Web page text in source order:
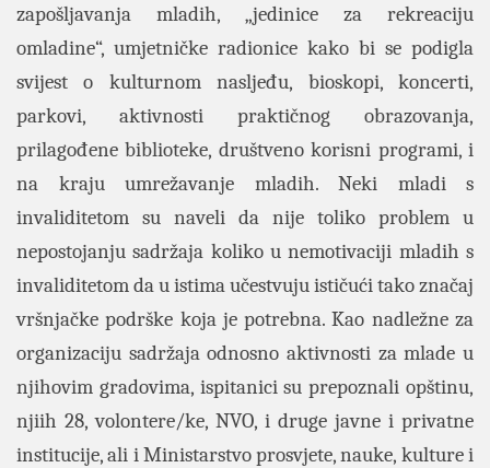
zapošljavanja mladih, „jedinice za rekreaciju
omladine“, umjetničke radionice kako bi se podigla
svijest o kulturnom nasljeđu, bioskopi, koncerti,
parkovi, aktivnosti praktičnog obrazovanja,
prilagođene biblioteke, društveno korisni programi, i
na kraju umrežavanje mladih. Neki mladi s
invaliditetom su naveli da nije toliko problem u
nepostojanju sadržaja koliko u nemotivaciji mladih s
invaliditetom da u istima učestvuju ističući tako značaj
vršnjačke podrške koja je potrebna. Kao nadležne za
organizaciju sadržaja odnosno aktivnosti za mlade u
njihovim gradovima, ispitanici su prepoznali opštinu,
njiih 28, volontere/ke, NVO, i druge javne i privatne
institucije, ali i Ministarstvo prosvjete, nauke, kulture i